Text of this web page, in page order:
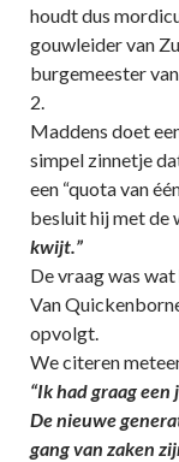
houdt dus
gouwleider van
burgemeester
2.
Maddens doet
simpel zinnetje
een “quota van
besluit hij met de
kwijt.”
De vraag was
Van
opvolgt.
We citeren
“Ik had graag
De nieuwe
gang van zaken